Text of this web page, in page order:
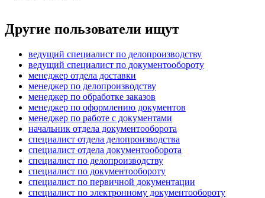
Другие пользователи ищут
ведущий специалист по делопроизводству
ведущий специалист по документообороту
менеджер отдела доставки
менеджер по делопроизводству
менеджер по обработке заказов
менеджер по оформлению документов
менеджер по работе с документами
начальник отдела документооборота
специалист отдела делопроизводства
специалист отдела документооборота
специалист по делопроизводству
специалист по документообороту
специалист по первичной документации
специалист по электронному документообороту